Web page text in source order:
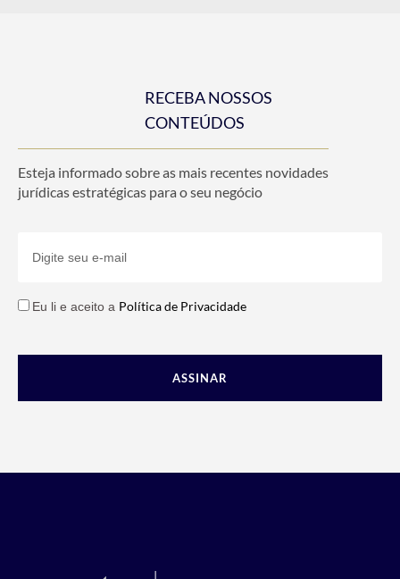
RECEBA NOSSOS
CONTEÚDOS
Esteja informado sobre as mais recentes novidades
jurídicas estratégicas para o seu negócio
Eu li e aceito a Política de Privacidade
ASSINAR